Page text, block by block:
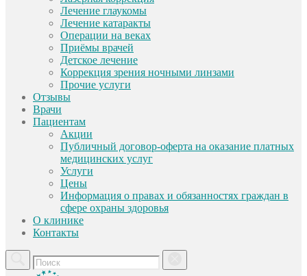
Лечение глаукомы
Лечение катаракты
Операции на веках
Приёмы врачей
Детское лечение
Коррекция зрения ночными линзами
Прочие услуги
Отзывы
Врачи
Пациентам
Акции
Публичный договор-оферта на оказание платных
медицинских услуг
Услуги
Цены
Информация о правах и обязанностях граждан в
сфере охраны здоровья
О клинике
Контакты